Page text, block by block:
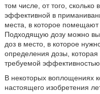
том числе, от того,
эффективной в
места, в которое помещают
Подходящую дозу можно
доз в место, в которое
определения дозы,
требуемой
В некоторых воплощениях
настоящего изобретения